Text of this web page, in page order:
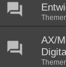
AX/